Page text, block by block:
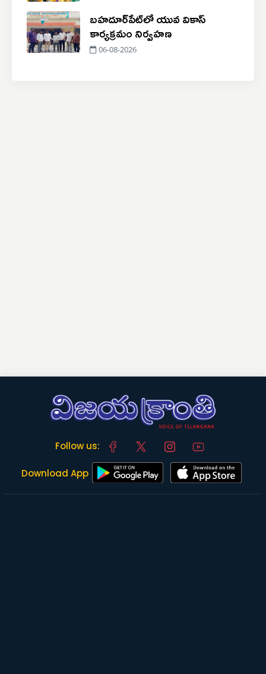
బహదూర్‌పేట్‌లో యువ వికాస్
కార్యక్రమం నిర్వహణ
06-08-2026
Follow us:
Download App